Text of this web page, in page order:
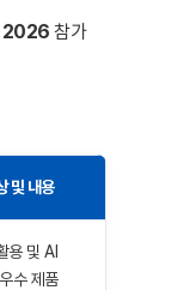
2026 참가
및 내용
용 및 AI
수 제품